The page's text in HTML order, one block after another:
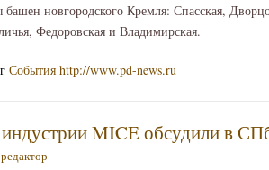
башен новгородского Кремля: Спасская,
Федоровская и Владимирская.
События http://www.pd-news.ru
MICE обсудили в
редактор